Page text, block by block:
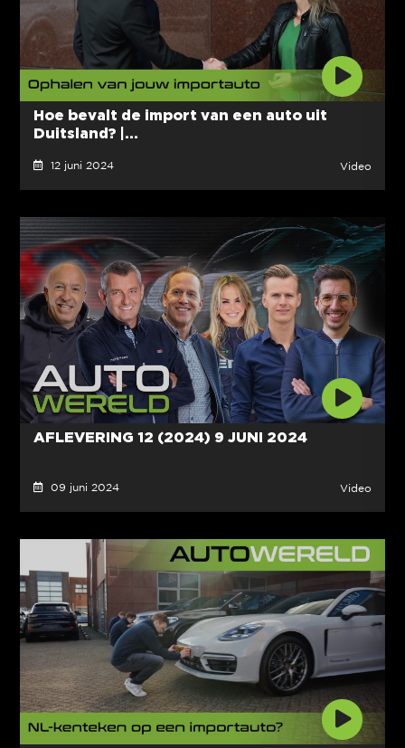
Hoe bevalt de import van een auto uit
Duitsland? |...
12 juni 2024 Video
AFLEVERING 12 (2024) 9 JUNI 2024
09 juni 2024 Video